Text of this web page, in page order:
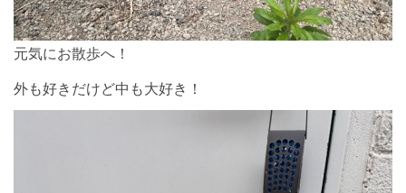
元気にお散歩へ！
外も好きだけど中も大好き！